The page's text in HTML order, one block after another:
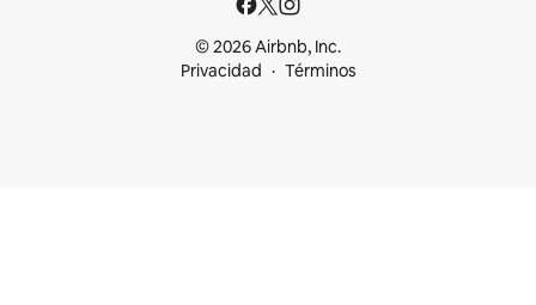
© 2026 Airbnb, Inc.
Privacidad
Términos